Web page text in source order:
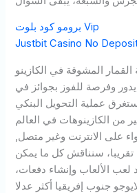
برومو كود بلوت Vip
Justbit Casino No
القمار المشوقة في الكازينو
وفرصة للفوز بجوائز في
عملية التحويل البنكي
الكثير من الكازينوهات في العالم
على الانترنت وغير متصل,
تقريبا، سنناقش كل ما يمكن
الألعاب وإنشاء دفعات،